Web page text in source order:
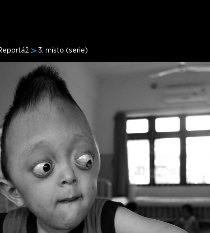
3. místo (serie)